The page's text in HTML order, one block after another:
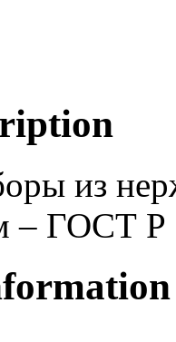
из
– ГОСТ Р